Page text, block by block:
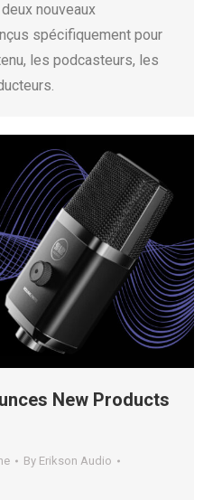
nouveaux
spécifiquement pour
les podcasteurs, les
New Products
By Erikson Audio